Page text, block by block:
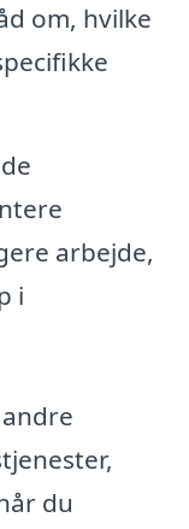
om, hvilke
arbejde,
i
du